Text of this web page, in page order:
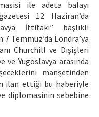
ile adeta balayı
12 Haziran’da
İttifakı” başlıklı
7 Temmuz’da Londra’ya
Churchill ve Dışişleri
ve Yugoslavya arasında
manşetinden
ilan ettiği bu haberiyle
diplomasinin sebebine